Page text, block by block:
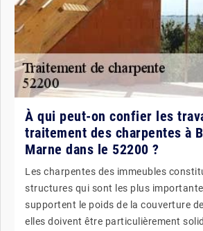
À qui peut-on confier les
traitement des charpentes à
Marne dans le 52200 ?
Les charpentes des immeubles
structures qui sont les plus
supportent le poids de la couverture
elles doivent être particulièrement